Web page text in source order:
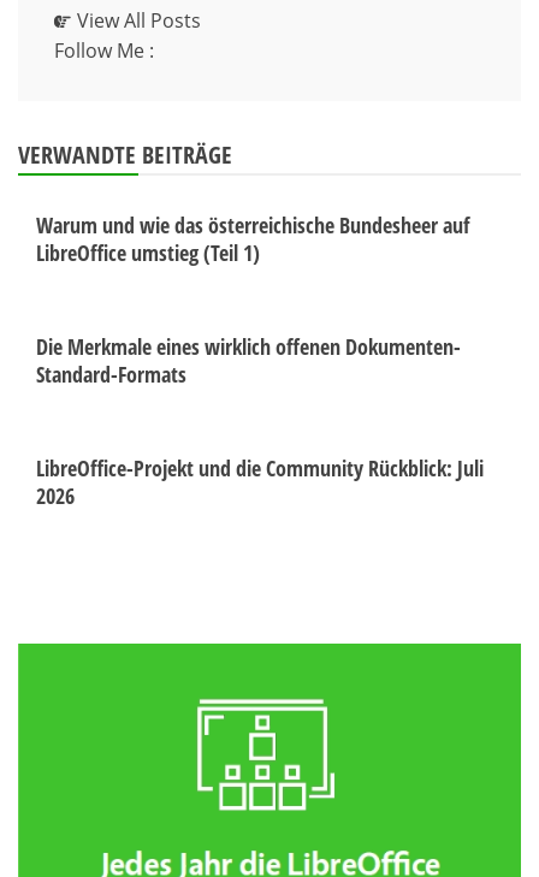
View All Posts
Follow Me :
VERWANDTE BEITRÄGE
Warum und wie das österreichische Bundesheer auf
LibreOffice umstieg (Teil 1)
Die Merkmale eines wirklich offenen Dokumenten-
Standard-Formats
LibreOffice-Projekt und die Community Rückblick: Juli
2026